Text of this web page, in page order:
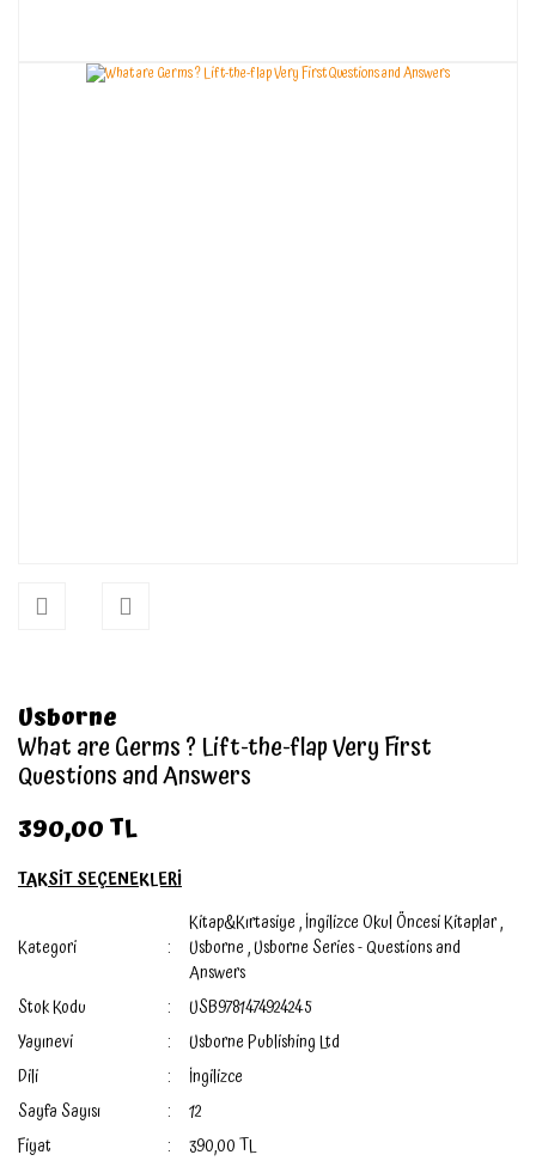
Usborne
What are Germs ? Lift-the-flap Very First
Questions and Answers
390,00 TL
TAKSİT SEÇENEKLERİ
Kategori
Kitap&Kırtasiye,İngilizce Okul Öncesi Kitaplar,
Usborne,Usborne Series - Questions and
Answers
Stok Kodu
USB9781474924245
Yayınevi
Usborne Publishing Ltd
Dili
İngilizce
Sayfa Sayısı
12
Fiyat
390,00 TL